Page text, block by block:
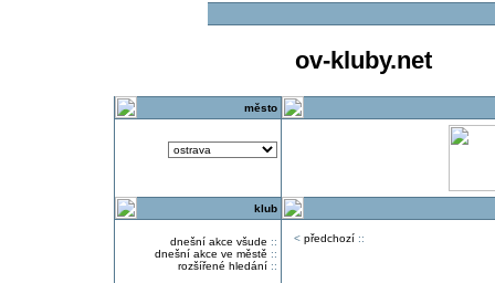
ov-kluby.net
město
klub
dnešní akce všude ::
dnešní akce ve městě ::
rozšířené hledání::
< předchozí::